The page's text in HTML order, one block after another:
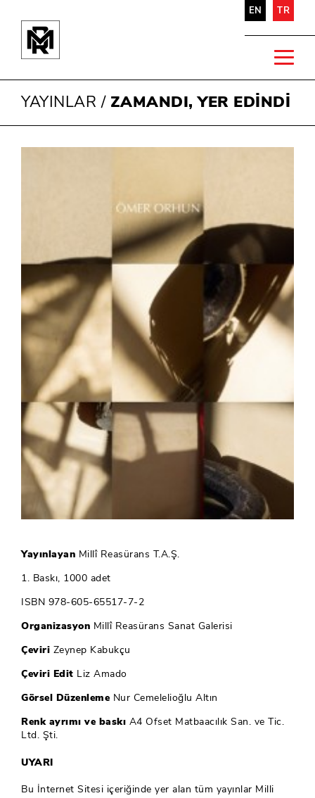
EN TR
YAYINLAR / ZAMANDI, YER EDİNDİ
Yayınlayan Millî Reasürans T.A.Ş.
1. Baskı, 1000 adet
ISBN 978-605-65517-7-2
Organizasyon Millî Reasürans Sanat Galerisi
Çeviri Zeynep Kabukçu
Çeviri Edit Liz Amado
Görsel Düzenleme Nur Cemelelioğlu Altın
Renk ayrımı ve baskı A4 Ofset Matbaacılık San. ve Tic.
Ltd. Şti.
UYARI
Bu İnternet Sitesi içeriğinde yer alan tüm yayınlar Milli